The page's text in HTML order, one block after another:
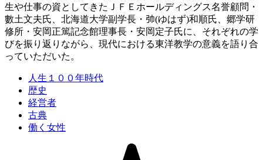
生や仕事の資としてきたＪＦＥホールディングス名誉顧問・
數土文夫氏、北海道大学副学長・𢎭(ゆはず)和順氏、郷学研
修所・安岡正篤記念館理事長・安岡定子氏に、それぞれの学
びを振り返りながら、現代における東洋教学の意義を語り合
っていただいた。
人生１００年時代
歴史
経営者
古典
働く女性